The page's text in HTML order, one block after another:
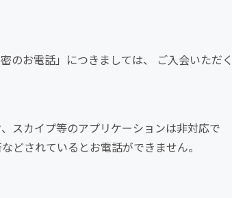
のお電話」につきましては、 ご入会いただく
スカイプ等のアプリケーションは非対応で
どされているとお電話ができません。